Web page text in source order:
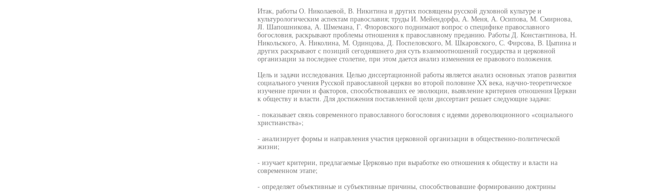
Итак, работы О. Николаевой, В. Никитина и других посвящены русской духовной культуре и
культурологическим аспектам православия; труды И. Мейендорфа, А. Меня, А. Осипова, М. Смирнова,
JI. Шапошникова, А. Шмемана, Г. Флоровского поднимают вопрос о специфике православного
богословия, раскрывают проблемы отношения к православному преданию. Работы Д. Константинова, Н.
Никольского, А. Николина, М. Одинцова, Д. Поспеловского, М. Шкаровского, С. Фирсова, В. Цыпина и
других раскрывают с позиций сегодняшнего дня суть взаимоотношений государства и церковной
организации за последнее столетие, при этом дается анализ изменения ее правового положения.
Цель и задачи исследования. Целью диссертационной работы является анализ основных этапов развития
социального учения Русской православной церкви во второй половине XX века, научно-теоретическое
изучение причин и факторов, способствовавших ее эволюции, выявление критериев отношения Церкви
к обществу и власти. Для достижения поставленной цели диссертант решает следующие задачи:
- показывает связь современного православного богословия с идеями дореволюционного «социального
христианства»;
- анализирует формы и направления участия церковной организации в общественно-политической
жизни;
- изучает критерии, предлагаемые Церковью при выработке ею отношения к обществу и власти на
современном этапе;
- определяет объективные и субъективные причины, способствовавшие формированию доктрины